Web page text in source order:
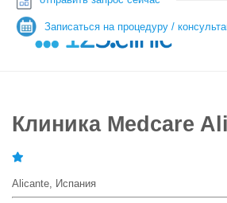
Клиника Medcare
Alicante, Испания
Записаться на процедуру /